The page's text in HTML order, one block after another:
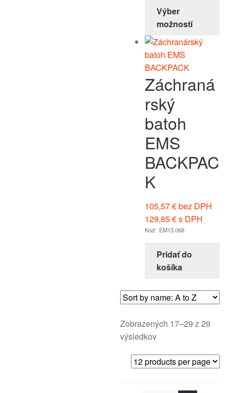
Výber
možností
Záchraná
rský
batoh
EMS
BACKPAC
K
105,57€bez DPH
129,85€s DPH
Kód: EM13.068
Pridať do
košíka
Zobrazených 17–29 z 29
výsledkov